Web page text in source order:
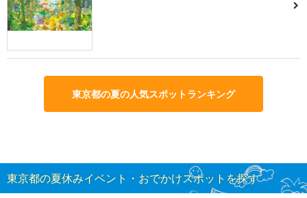
東京都の夏の人気スポットランキング
東京都の夏休みイベント・おでかけスポットを探す